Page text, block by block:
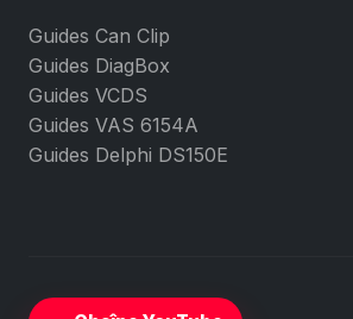
Guides Can Clip
Guides DiagBox
Guides VCDS
Guides VAS 6154A
Guides Delphi DS150E